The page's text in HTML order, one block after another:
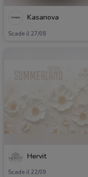
Kasanova
Scade il 27/08
Hervit
Scade il 22/09